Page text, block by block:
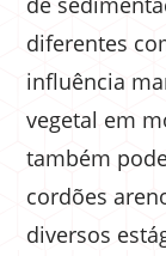
diferentes
influência
vegetal em
também
cordões
diversos